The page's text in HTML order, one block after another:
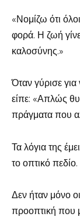
«Νομίζω ότι
φορά. Η ζωή
καλοσύνης.»
Όταν γύρισε για
είπε: «Απλώς
πράγματα που
Τα λόγια της
το οπτικό πεδίο.
Δεν ήταν μόνο
προοπτική που